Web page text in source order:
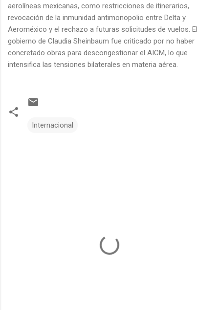
aerolíneas mexicanas, como restricciones de itinerarios,
revocación de la inmunidad antimonopolio entre Delta y
Aeroméxico y el rechazo a futuras solicitudes de vuelos. El
gobierno de Claudia Sheinbaum fue criticado por no haber
concretado obras para descongestionar el AICM, lo que
intensifica las tensiones bilaterales en materia aérea.
Internacional